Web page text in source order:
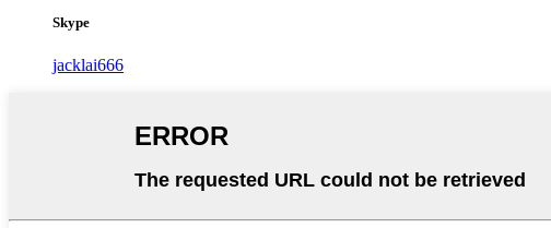
Skype
jacklai666